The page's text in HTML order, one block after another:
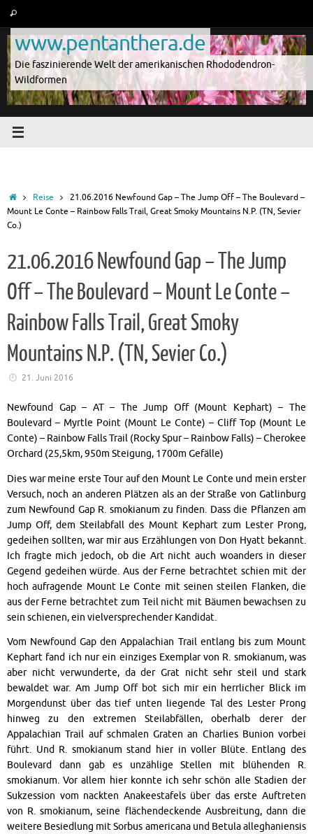
springen
Suchen
www.pentanthera.de
Die faszinierende Welt der amerikanischen Rhododendron-
Wildformen
StartReise
21.06.2016 Newfound Gap – The Jump Off – The Boulevard –
Mount Le Conte – Rainbow Falls Trail, Great Smoky Mountains N.P. (TN, Sevier
Co.)
21.06.2016 Newfound Gap – The Jump
Off – The Boulevard – Mount Le Conte –
Rainbow Falls Trail, Great Smoky
Mountains N.P. (TN, Sevier Co.)
21. Juni 2016
Newfound Gap – AT – The Jump Off (Mount Kephart) – The
Boulevard – Myrtle Point (Mount Le Conte) – Cliff Top (Mount Le
Conte) – Rainbow Falls Trail (Rocky Spur – Rainbow Falls) – Cherokee
Orchard (25,5km, 950m Steigung, 1700m Gefälle)
Dies war meine erste Tour auf den Mount Le Conte und mein erster
Versuch, noch an anderen Plätzen als an der Straße von Gatlinburg
zum Newfound Gap R. smokianum zu finden. Dass die Pflanzen am
Jump Off, dem Steilabfall des Mount Kephart zum Lester Prong,
gedeihen sollten, war mir aus Erzählungen von Don Hyatt bekannt.
Ich fragte mich jedoch, ob die Art nicht auch woanders in dieser
Gegend gedeihen würde. Aus der Ferne betrachtet schien mit der
hoch aufragende Mount Le Conte mit seinen steilen Flanken, die
aus der Ferne betrachtet zum Teil nicht mit Bäumen bewachsen zu
sein schienen, ein vielversprechender Kandidat.
Vom Newfound Gap den Appalachian Trail entlang bis zum Mount
Kephart fand ich nur ein einziges Exemplar von R. smokianum, was
aber nicht verwunderte, da der Grat nicht sehr steil und stark
bewaldet war. Am Jump Off bot sich mir ein herrlicher Blick im
Morgendunst über das tief unten liegende Tal des Lester Prong
hinweg zu den extremen Steilabfällen, oberhalb derer der
Appalachian Trail auf schmalen Graten an Charlies Bunion vorbei
führt. Und R. smokianum stand hier in voller Blüte. Entlang des
Boulevard dann gab es unzählige Stellen mit blühenden R.
smokianum. Vor allem hier konnte ich sehr schön alle Stadien der
Sukzession vom nackten Anakeestafels über das erste Auftreten
von R. smokianum, seine flächendeckende Ausbreitung, dann die
weitere Besiedlung mit Sorbus americana und Betula alleghaniensis